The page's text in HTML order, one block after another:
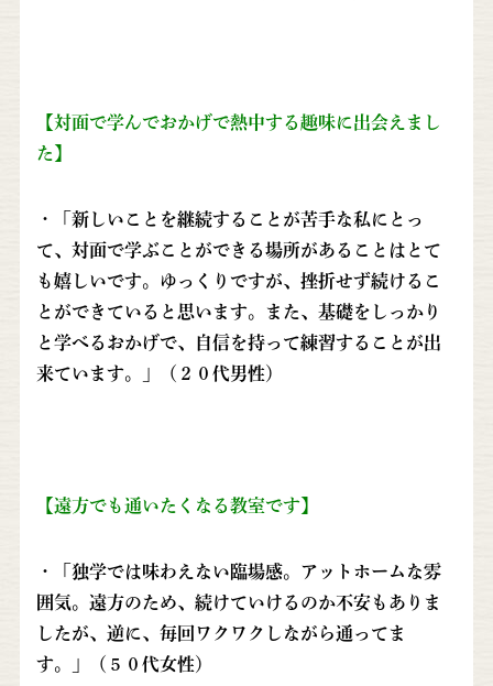
【対面で学んでおかげで熱中する趣味に出会えまし
た】
・「新しいことを継続することが苦手な私にとっ
て、対面で学ぶことができる場所があることはとて
も嬉しいです。ゆっくりですが、挫折せず続けるこ
とができていると思います。また、基礎をしっかり
と学べるおかげで、自信を持って練習することが出
来ています。」（２０代男性）
【遠方でも通いたくなる教室です】
・「独学では味わえない臨場感。アットホームな雰
囲気。遠方のため、続けていけるのか不安もありま
したが、逆に、毎回ワクワクしながら通ってま
す。」（５０代女性）